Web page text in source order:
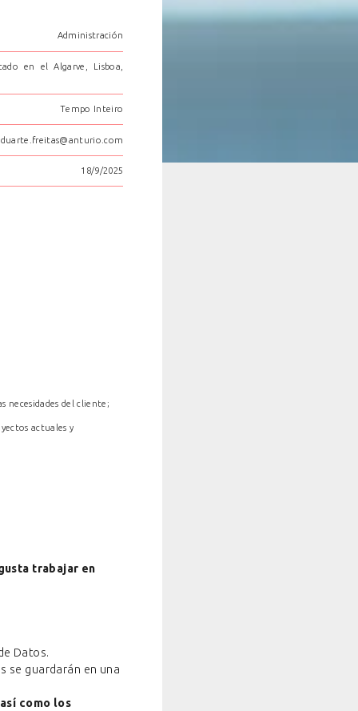
Administración
en el Algarve, Lisboa,
Tempo Inteiro
18/9/2025
necesidades del cliente;
actuales y
trabajar en
Datos.
se guardarán en una
como los